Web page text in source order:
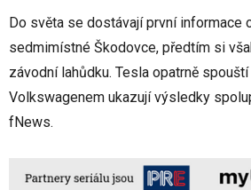
Do světa se dostávají první informace
sedmimístné Škodovce, předtím si
závodní lahůdku. Tesla opatrně
Volkswagenem ukazují výsledky
fNews.